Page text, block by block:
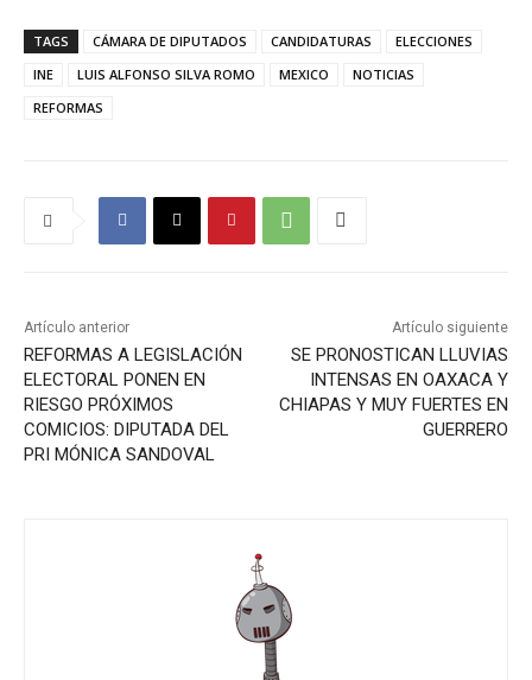
TAGS CÁMARA DE DIPUTADOS CANDIDATURAS
ELECCIONES
INE
LUIS ALFONSO SILVA ROMO MEXICO
NOTICIAS
REFORMAS
Artículo anterior
REFORMAS A LEGISLACIÓN
ELECTORAL PONEN EN
RIESGO PRÓXIMOS
COMICIOS: DIPUTADA DEL
PRI MÓNICA SANDOVAL
Artículo siguiente
SE PRONOSTICAN LLUVIAS
INTENSAS EN OAXACA Y
CHIAPAS Y MUY FUERTES EN
GUERRERO